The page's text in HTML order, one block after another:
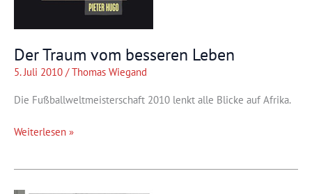
Der Traum vom besseren Leben
5. Juli 2010 /Thomas Wiegand
Die Fußballweltmeisterschaft 2010 lenkt alle Blicke auf Afrika.
Der
Weiterlesen »